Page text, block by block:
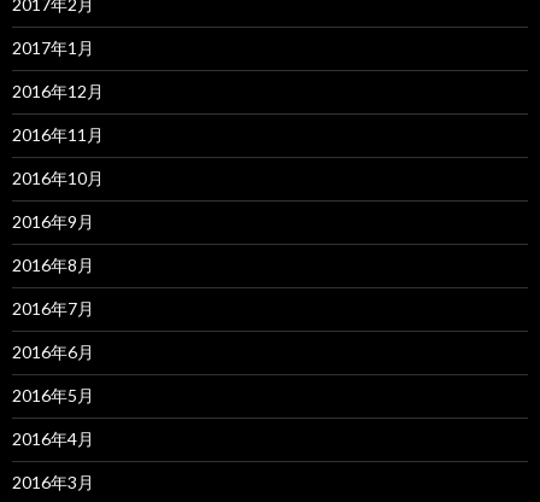
2017年2月
2017年1月
2016年12月
2016年11月
2016年10月
2016年9月
2016年8月
2016年7月
2016年6月
2016年5月
2016年4月
2016年3月